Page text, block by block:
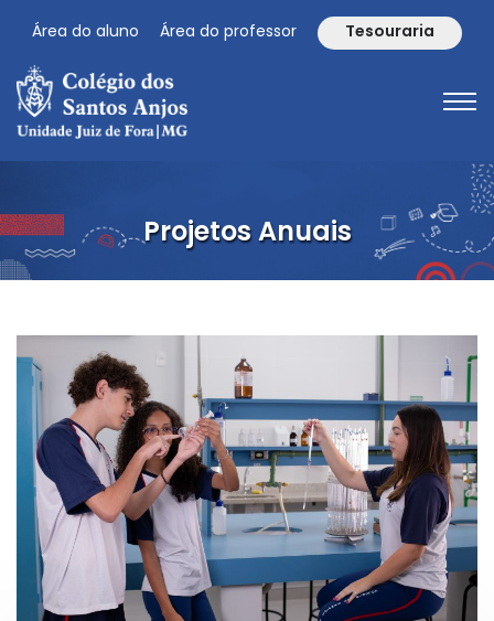
Área do aluno Área do professor Tesouraria
Projetos Anuais